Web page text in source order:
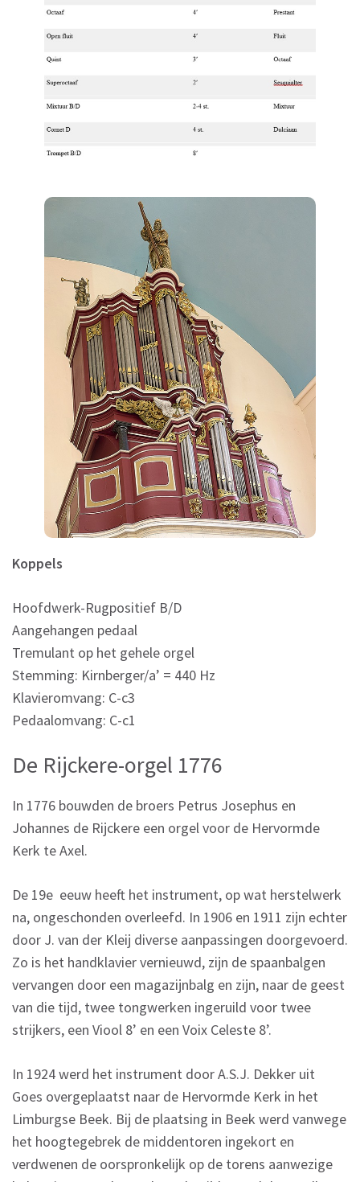
Koppels
Hoofdwerk-Rugpositief B/D
Aangehangen pedaal
Tremulant op het gehele orgel
Stemming: Kirnberger/a’ = 440 Hz
Klavieromvang: C-c3
Pedaalomvang: C-c1
De Rijckere-orgel 1776
In 1776 bouwden de broers Petrus Josephus en
Johannes de Rijckere een orgel voor de Hervormde
Kerk te Axel.
De 19e eeuw heeft het instrument, op wat herstelwerk
na, ongeschonden overleefd. In 1906 en 1911 zijn echter
door J. van der Kleij diverse aanpassingen doorgevoerd.
Zo is het handklavier vernieuwd, zijn de spaanbalgen
vervangen door een magazijnbalg en zijn, naar de geest
van die tijd, twee tongwerken ingeruild voor twee
strijkers, een Viool 8’ en een Voix Celeste 8’.
In 1924 werd het instrument door A.S.J. Dekker uit
Goes overgeplaatst naar de Hervormde Kerk in het
Limburgse Beek. Bij de plaatsing in Beek werd vanwege
het hoogtegebrek de middentoren ingekort en
verdwenen de oorspronkelijk op de torens aanwezige